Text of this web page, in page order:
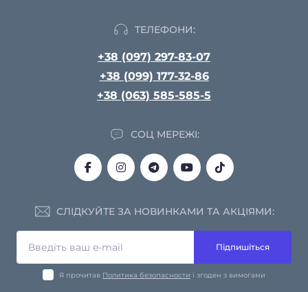
ТЕЛЕФОНИ:
+38 (097) 297-83-07
+38 (099) 177-32-86
+38 (063) 585-585-5
СОЦ МЕРЕЖІ:
СЛІДКУЙТЕ ЗА НОВИНКАМИ ТА АКЦІЯМИ:
Підпишіться
Я прочитав Политика безопасности і згоден з вимогами